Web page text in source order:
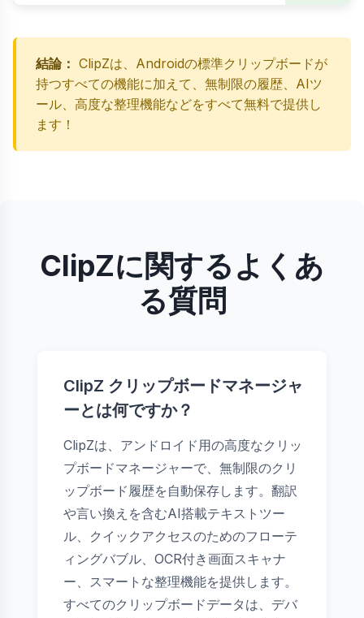
結論： ClipZは、Androidの標準クリップボードが
持つすべての機能に加えて、無制限の履歴、AIツ
ール、高度な整理機能などをすべて無料で提供し
ます！
ClipZに関するよくあ
る質問
ClipZ クリップボードマネージャ
ーとは何ですか？
ClipZは、アンドロイド用の高度なクリッ
プボードマネージャーで、無制限のクリ
ップボード履歴を自動保存します。翻訳
や言い換えを含むAI搭載テキストツー
ル、クイックアクセスのためのフローテ
ィングバブル、OCR付き画面スキャナ
ー、スマートな整理機能を提供します。
すべてのクリップボードデータは、デバ